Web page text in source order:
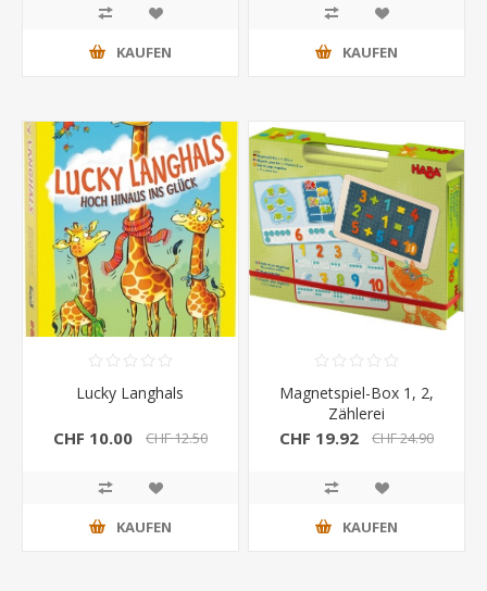
KAUFEN KAUFEN
Lucky Langhals
CHF 10.00 CHF 12.50
KAUFEN
Magnetspiel-Box 1, 2,
Zählerei
CHF 19.92 CHF 24.90
KAUFEN